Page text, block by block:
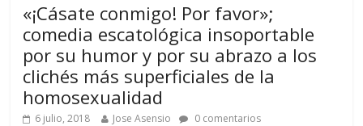
«¡Cásate conmigo! Por favor»;
comedia escatológica insoportable
por su humor y por su abrazo a los
clichés más superficiales de la
homosexualidad
6 julio, 2018 Jose Asensio 0 comentarios